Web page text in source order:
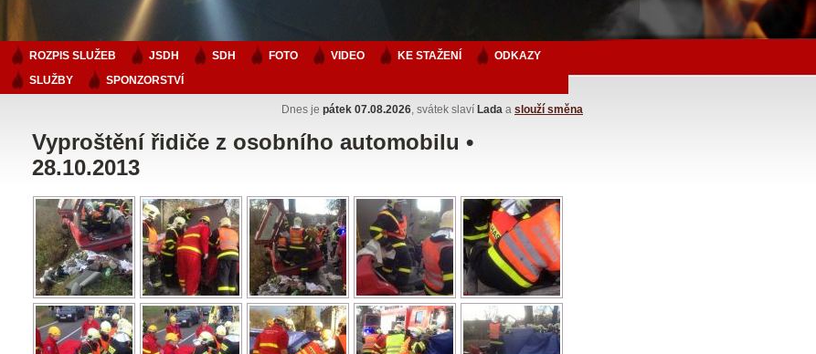
ROZPIS SLUŽEB JSDH SDH FOTO VIDEO KE STAŽENÍ
ODKAZY
SLUŽBY
SPONZORSTVÍ
Dnes je pátek 07.08.2026, svátek slaví Lada a slouží směna
Vyproštění řidiče z osobního automobilu •
28.10.2013